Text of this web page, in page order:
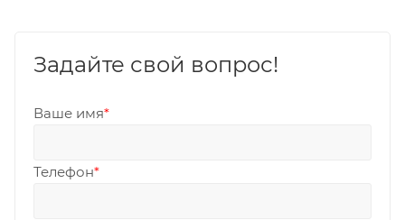
Задайте свой вопрос!
Ваше имя*
Телефон*